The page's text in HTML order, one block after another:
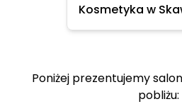
Kosmetyka w
Poniżej prezentujemy
pobliżu: